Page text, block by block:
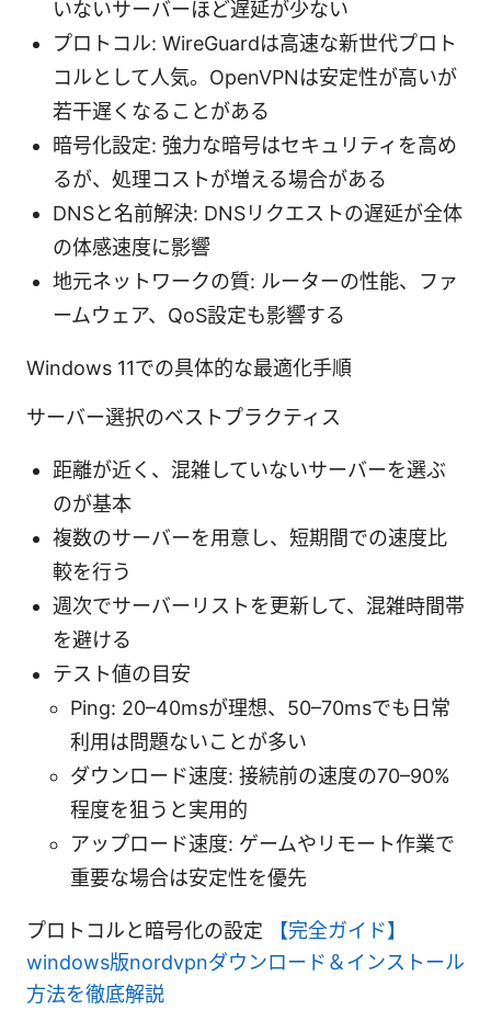
いないサーバーほど遅延が少ない
プロトコル: WireGuardは高速な新世代プロト
コルとして人気。OpenVPNは安定性が高いが
若干遅くなることがある
暗号化設定: 強力な暗号はセキュリティを高め
るが、処理コストが増える場合がある
DNSと名前解決: DNSリクエストの遅延が全体
の体感速度に影響
地元ネットワークの質: ルーターの性能、ファ
ームウェア、QoS設定も影響する
Windows 11での具体的な最適化手順
サーバー選択のベストプラクティス
距離が近く、混雑していないサーバーを選ぶ
のが基本
複数のサーバーを用意し、短期間での速度比
較を行う
週次でサーバーリストを更新して、混雑時間帯
を避ける
テスト値の目安
Ping: 20–40msが理想、50–70msでも日常
利用は問題ないことが多い
ダウンロード速度: 接続前の速度の70–90%
程度を狙うと実用的
アップロード速度: ゲームやリモート作業で
重要な場合は安定性を優先
プロトコルと暗号化の設定
【完全ガイド】
windows版nordvpnダウンロード＆インストール
方法を徹底解説